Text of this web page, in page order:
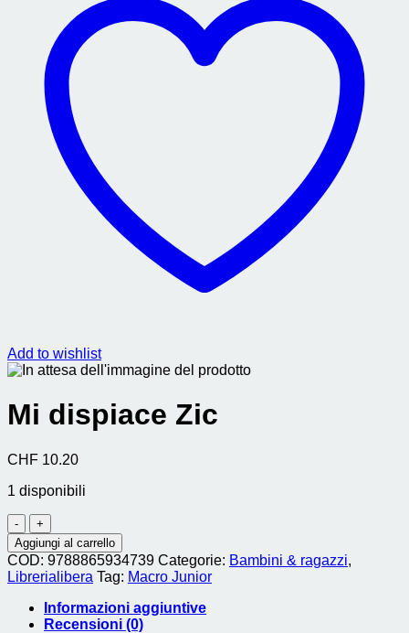
Add to wishlist
Mi dispiace Zic
CHF 10.20
1 disponibili
Mi
dispiace
Zic
quantità
Aggiungi al carrello
COD: 9788865934739 Categorie: Bambini & ragazzi,
Librerialibera Tag: Macro Junior
Informazioni aggiuntive
Recensioni (0)